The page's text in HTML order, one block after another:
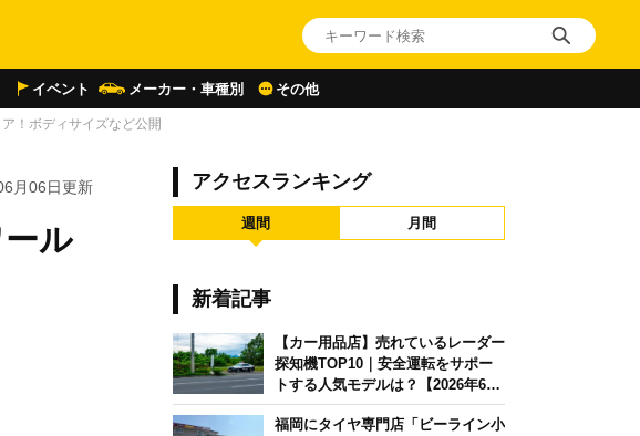
イベント メーカー・車種別 その他
！ボディサイズなど公開
月06日更新
ル
アクセスランキング
週間 月間
新着記事
【カー用品店】売れているレーダー
探知機TOP10｜安全運転をサポー
トする人気モデルは？【2026年6月
版】
福岡にタイヤ専門店「ビーライン小